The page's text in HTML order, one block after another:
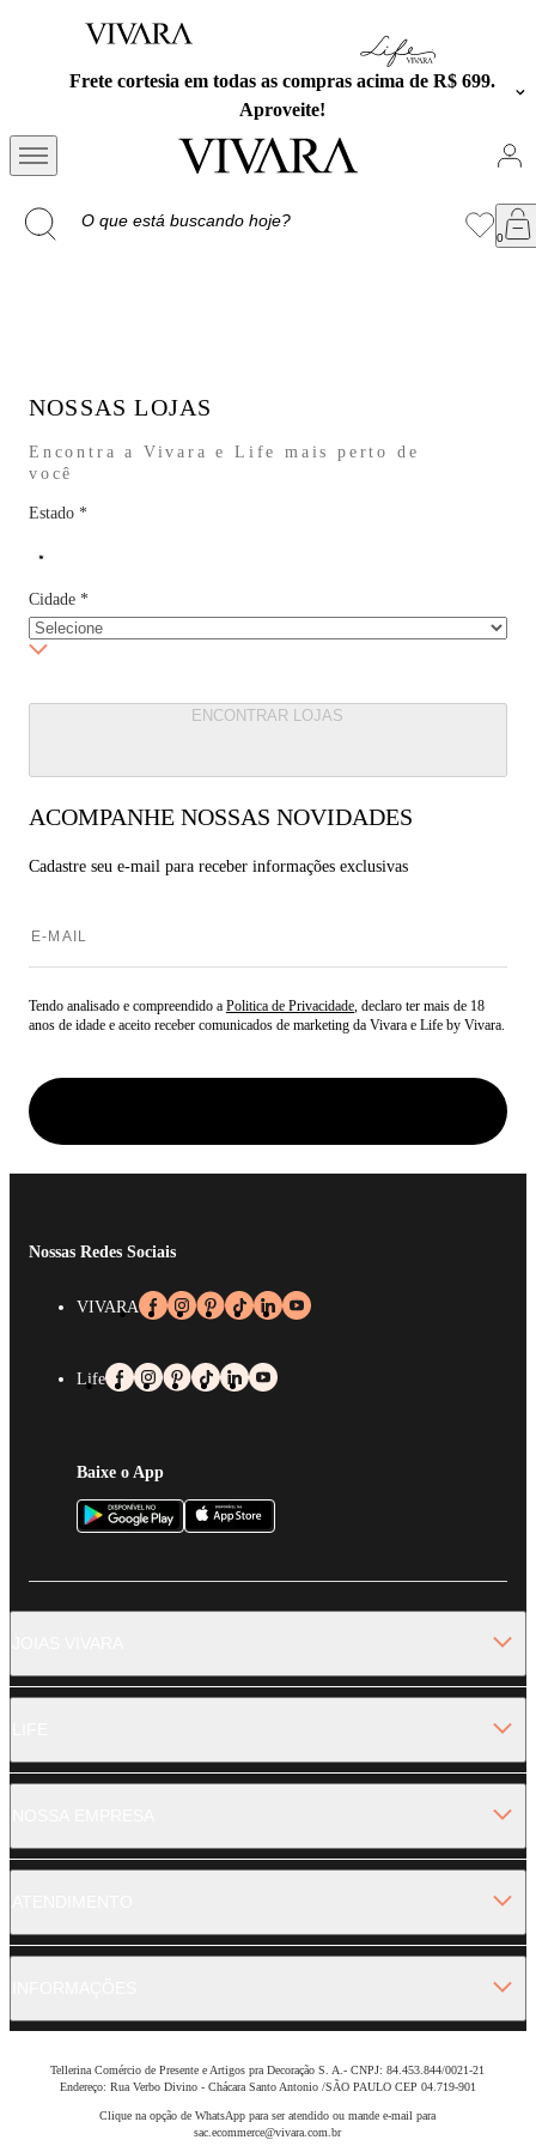
Frete cortesia em todas as compras acima de R$ 699.
Aproveite!
NOSSAS LOJAS
Encontra a Vivara e Life mais perto de
você
Estado *
Cidade *
ENCONTRAR LOJAS
ACOMPANHE NOSSAS NOVIDADES
Cadastre seu e-mail para receber informações exclusivas
Tendo analisado e compreendido a Politica de Privacidade, declaro ter mais de 18
anos de idade e aceito receber comunicados de marketing da Vivara e Life by Vivara.
Nossas Redes Sociais
VIVARA
Life
Baixe o App
Tellerina Comércio de Presente e Artigos pra Decoração S. A.- CNPJ: 84.453.844/0021-21
Endereço: Rua Verbo Divino - Chácara Santo Antonio /SÃO PAULO CEP 04.719-901
Clique na opção de WhatsApp para ser atendido ou mande e-mail para
sac.ecommerce@vivara.com.br